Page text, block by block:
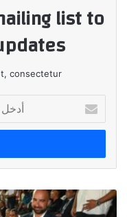
list to
consectetur.
بريدك
الإلكتروني
"إيسترن
كومباني"